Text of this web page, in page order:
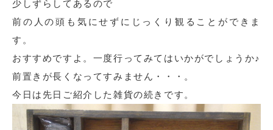
少しずらしてあるので
前の人の頭も気にせずにじっくり観ることができま
す。
おすすめですよ。一度行ってみてはいかがでしょうか♪
前置きが長くなってすみません・・・。
今日は先日ご紹介した雑貨の続きです。